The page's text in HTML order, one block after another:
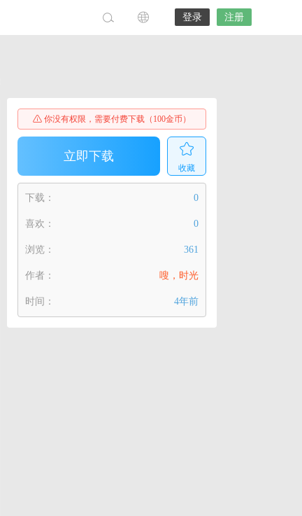
登录 注册
你没有权限，需要付费下载（100金币）
立即下载
收藏
下载： 0
喜欢： 0
浏览： 361
作者： 嗖，时光
时间： 4年前